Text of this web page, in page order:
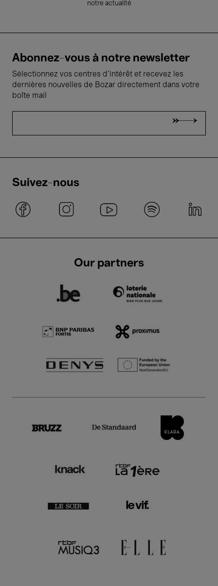
notre actualité
Abonnez-vous à notre newsletter
Sélectionnez vos centres d'intérêt et recevez les
dernières nouvelles de Bozar directement dans votre
boîte mail
Suivez-nous
Our partners